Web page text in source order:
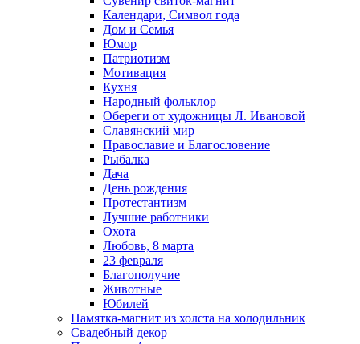
Календари, Символ года
Дом и Семья
Юмор
Патриотизм
Мотивация
Кухня
Народный фольклор
Обереги от художницы Л. Ивановой
Славянский мир
Православие и Благословение
Рыбалка
Дача
День рождения
Протестантизм
Лучшие работники
Охота
Любовь, 8 марта
23 февраля
Благополучие
Животные
Юбилей
Памятка-магнит из холста на холодильник
Свадебный декор